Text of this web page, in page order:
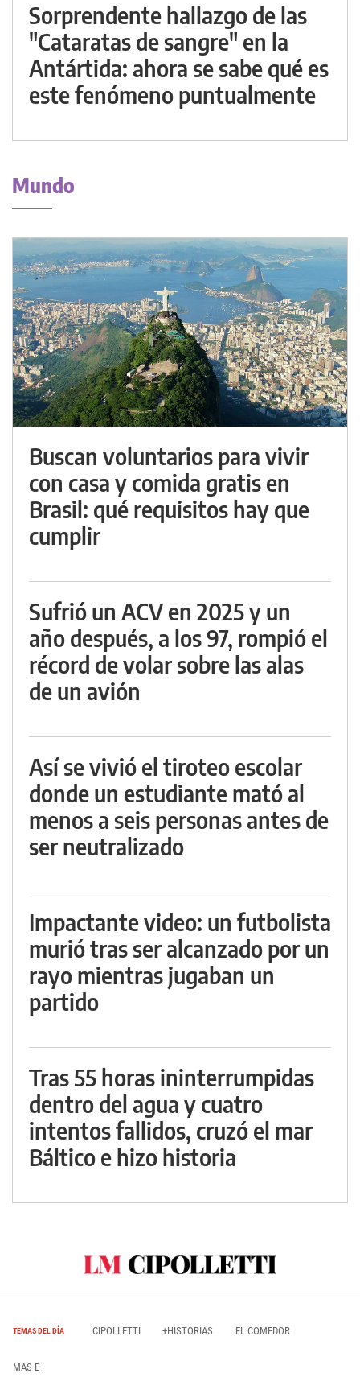
Sorprendente hallazgo de las
"Cataratas de sangre" en la
Antártida: ahora se sabe qué es
este fenómeno puntualmente
Mundo
Buscan voluntarios para vivir
con casa y comida gratis en
Brasil: qué requisitos hay que
cumplir
Sufrió un ACV en 2025 y un
año después, a los 97, rompió el
récord de volar sobre las alas
de un avión
Así se vivió el tiroteo escolar
donde un estudiante mató al
menos a seis personas antes de
ser neutralizado
Impactante video: un futbolista
murió tras ser alcanzado por un
rayo mientras jugaban un
partido
Tras 55 horas ininterrumpidas
dentro del agua y cuatro
intentos fallidos, cruzó el mar
Báltico e hizo historia
TEMAS DEL DÍA CIPOLLETTI +HISTORIAS EL COMEDOR
MAS E